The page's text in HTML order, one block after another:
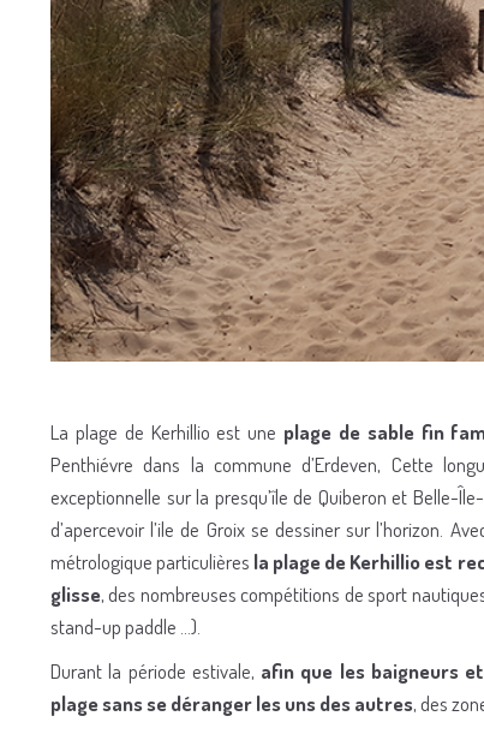
La plage de Kerhillio est une plage de sable fin
Penthiévre dans la commune d’Erdeven, Cette
exceptionnelle sur la presqu’île de Quiberon et Belle-
d’apercevoir l’ile de Groix se dessiner sur l’horizon.
métrologique particulières la plage de Kerhillio est
glisse, des nombreuses compétitions de sport
stand-up paddle …).
Durant la période estivale, afin que les baigneurs
plage sans se déranger les uns des autres, des